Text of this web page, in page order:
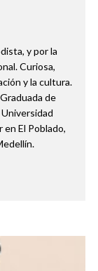
y por la
Curiosa,
y la cultura.
de
en El Poblado,